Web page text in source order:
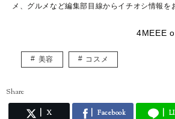
メ、グルメなど編集部目線からイチオシ情報を
4MEEE
美容 コスメ
Share
X Facebook